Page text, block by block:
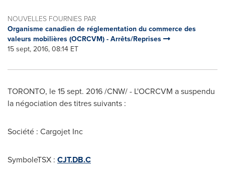
NOUVELLES FOURNIES PAR
Organisme canadien de réglementation du commerce des
valeurs mobilières (OCRCVM) - Arrêts/Reprises
15 sept, 2016, 08:14 ET
TORONTO, le15 sept. 2016/CNW/ - L'OCRCVM a suspendu
la négociation des titres suivants :
Société : Cargojet Inc
SymboleTSX : CJT.DB.C